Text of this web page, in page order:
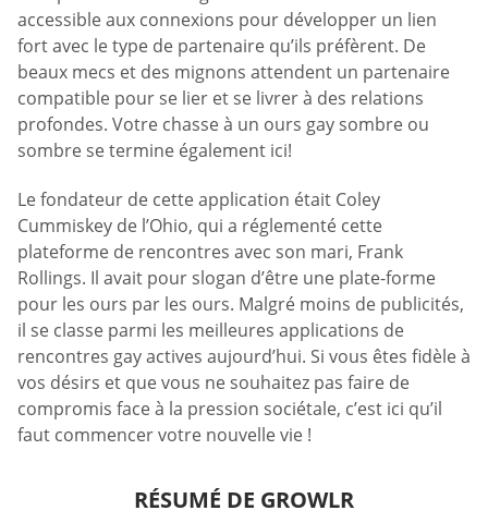
accessible aux connexions pour développer un lien
fort avec le type de partenaire qu’ils préfèrent. De
beaux mecs et des mignons attendent un partenaire
compatible pour se lier et se livrer à des relations
profondes. Votre chasse à un ours gay sombre ou
sombre se termine également ici!
Le fondateur de cette application était Coley
Cummiskey de l’Ohio, qui a réglementé cette
plateforme de rencontres avec son mari, Frank
Rollings. Il avait pour slogan d’être une plate-forme
pour les ours par les ours. Malgré moins de publicités,
il se classe parmi les meilleures applications de
rencontres gay actives aujourd’hui. Si vous êtes fidèle à
vos désirs et que vous ne souhaitez pas faire de
compromis face à la pression sociétale, c’est ici qu’il
faut commencer votre nouvelle vie !
RÉSUMÉ DE GROWLR